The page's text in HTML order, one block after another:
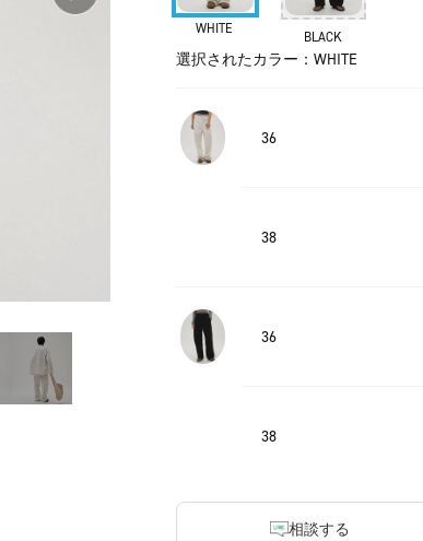
WHITE BLACK
選択されたカラー：WHITE
36
38
36
38
相談する